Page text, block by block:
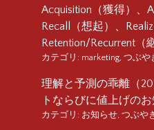
Acquisition（獲得）、
Recall（想起）、
Retention/Recurrent（
カテゴリ: marketing つぶや
理解と予測の乖離（
トならびに値上げの
カテゴリ: お知らせ つぶや